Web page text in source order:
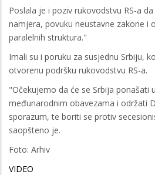
Poslala je i poziv rukovodstvu RS-a
namjera, povuku neustavne zakone i
paralelnih struktura."
Imali su i poruku za susjednu Srbiju,
otvorenu podršku rukovodstvu RS-a.
"Očekujemo da će se Srbija ponašati
međunarodnim obavezama i održati
sporazum, te boriti se protiv
saopšteno je.
Foto: Arhiv
VIDEO